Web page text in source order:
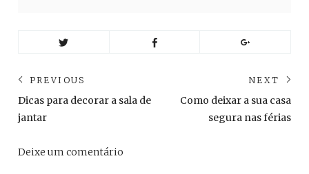
Navegação
de
Post
PREVIOUS
Previous
post:
Dicas para decorar a sala de
jantar
NEXT
Como deixar a sua casa
segura nas férias
Deixe um comentário